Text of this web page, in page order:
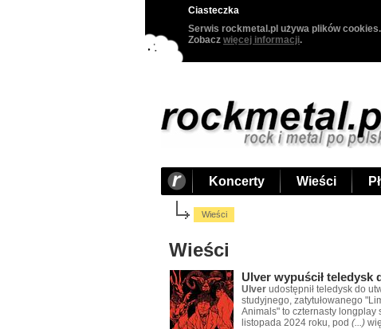
Ciasteczka
Serwis rockmetal.pl używa plików
Zobacz więcej informacji.
Koncerty Wieści
Wieści
Wieści
Ulver wypuścił
Ulver udostępnił teledysk do
studyjnego, zatytułowanego
Animals" to czternasty longplay
listopada 2024 roku, pod (...)